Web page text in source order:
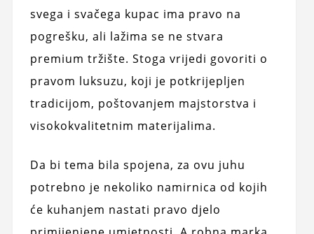
svega i svačega kupac ima pravo na
pogrešku, ali lažima se ne stvara
premium tržište. Stoga vrijedi govoriti o
pravom luksuzu, koji je potkrijepljen
tradicijom, poštovanjem majstorstva i
visokokvalitetnim materijalima.
Da bi tema bila spojena, za ovu juhu
potrebno je nekoliko namirnica od kojih
će kuhanjem nastati pravo djelo